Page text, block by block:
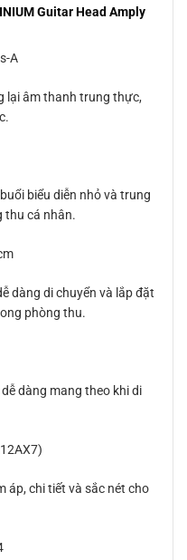
Guitar Head Amply
A
lại âm thanh trung thực,
biểu diễn nhỏ và trung
thu cá nhân.
dàng di chuyển và lắp đặt
phòng thu.
dàng mang theo khi di
áp, chi tiết và sắc nét cho